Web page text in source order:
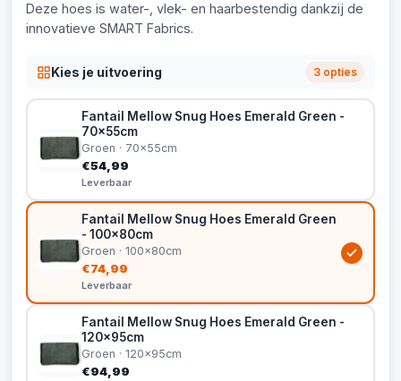
Deze hoes is water-, vlek- en haarbestendig dankzij de
innovatieve SMART Fabrics.
Kies je uitvoering 3 opties
Fantail Mellow Snug Hoes Emerald Green -
70x55cm
Groen · 70x55cm
€54,99
Leverbaar
Fantail Mellow Snug Hoes Emerald Green
- 100x80cm
Groen · 100x80cm
€74,99
Leverbaar
Fantail Mellow Snug Hoes Emerald Green -
120x95cm
Groen · 120x95cm
€94,99